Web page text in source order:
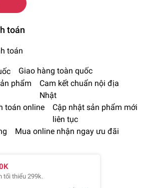
toán
Giao hàng toàn quốc
Cam kết chuẩn nội địa
Nhật
Cập nhật sản phẩm mới
liên tục
Mua online nhận ngay ưu đãi
tối thiểu 299k.